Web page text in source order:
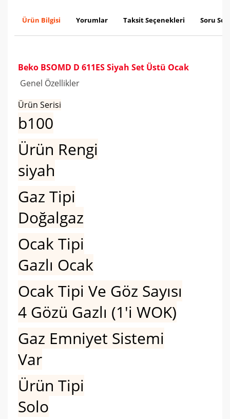
Ürün Bilgisi Yorumlar Taksit Seçenekleri Soru
Beko BSOMD D 611ES Siyah Set Üstü Ocak
Genel Özellikler
Ürün Serisi
b100
Ürün Rengi
siyah
Gaz Tipi
Doğalgaz
Ocak Tipi
Gazlı Ocak
Ocak Tipi Ve Göz Sayısı
4 Gözü Gazlı (1'i WOK)
Gaz Emniyet Sistemi
Var
Ürün Tipi
Solo